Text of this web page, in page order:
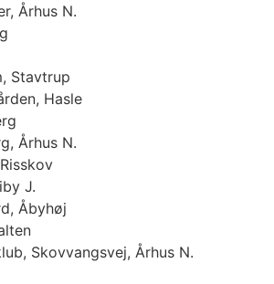
Århus N.
Stavtrup
Hasle
Århus N.
J.
Åbyhøj
Skovvangsvej, Århus N.